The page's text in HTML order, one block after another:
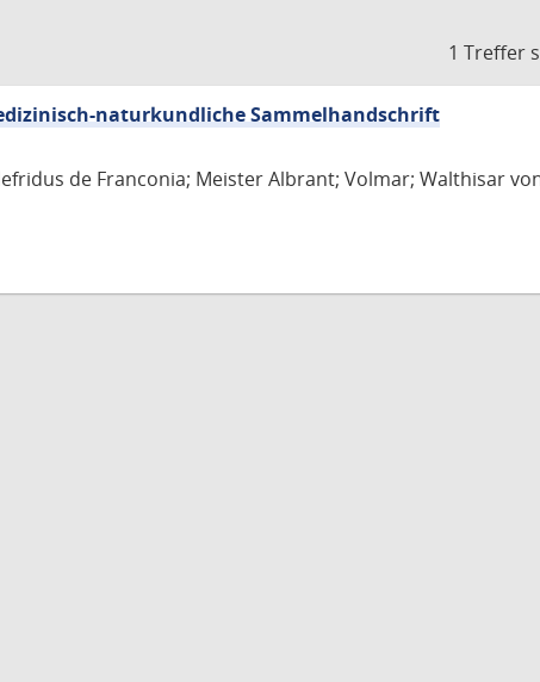
1 Treffer
naturkundliche Sammelhandschrift
de Franconia; Meister Albrant; Volmar; Walthisar